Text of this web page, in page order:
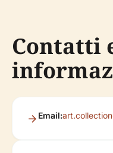
Contatti
Email: